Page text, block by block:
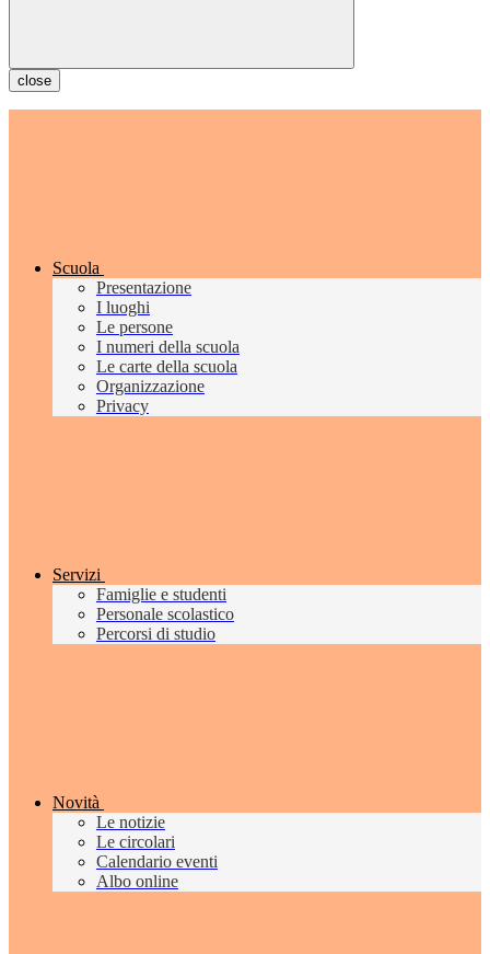
close
Scuola
Presentazione
I luoghi
Le persone
I numeri della scuola
Le carte della scuola
Organizzazione
Privacy
Servizi
Famiglie e studenti
Personale scolastico
Percorsi di studio
Novità
Le notizie
Le circolari
Calendario eventi
Albo online